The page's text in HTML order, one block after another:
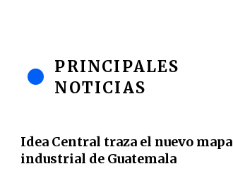
PRINCIPALES
NOTICIAS
Idea Central traza el nuevo mapa
industrial de Guatemala